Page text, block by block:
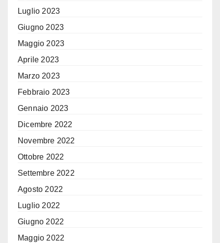
Luglio 2023
Giugno 2023
Maggio 2023
Aprile 2023
Marzo 2023
Febbraio 2023
Gennaio 2023
Dicembre 2022
Novembre 2022
Ottobre 2022
Settembre 2022
Agosto 2022
Luglio 2022
Giugno 2022
Maggio 2022